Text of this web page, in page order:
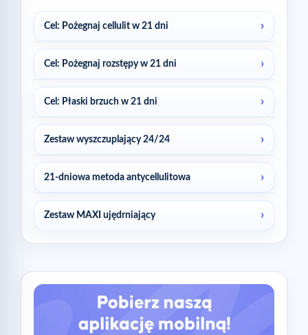
Cel: Pożegnaj cellulit w 21 dni
Cel: Pożegnaj rozstępy w 21 dni
Cel: Płaski brzuch w 21 dni
Zestaw wyszczuplający 24/24
21-dniowa metoda antycellulitowa
Zestaw MAXI ujędrniający